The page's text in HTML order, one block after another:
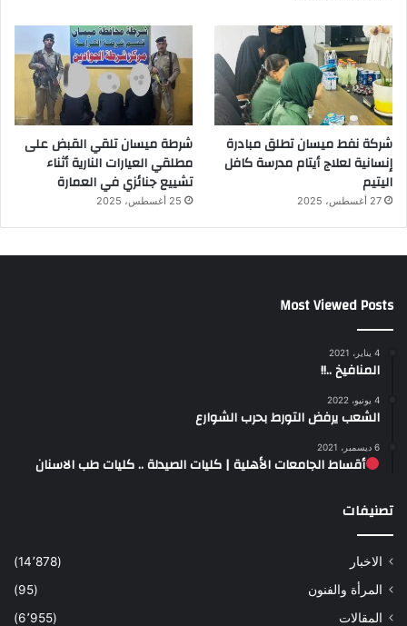
شركة نفط ميسان تطلق مبادرة
إنسانية لعلاج أيتام مدرسة كافل
اليتيم
27 أغسطس، 2025
شرطة ميسان تلقي القبض على
مطلقي العيارات النارية أثناء
تشييع جنائزي في العمارة
25 أغسطس، 2025
Most Viewed Posts
4 يناير، 2021
المنافيخ ..!!
4 يونيو، 2022
الشعب يرفض التورط بحرب الشوارع
6 ديسمبر، 2021
أقساط الجامعات الأهلية | كليات الصيدلة .. كليات طب الاسنان
تصنيفات
الاخبار
(14٬878)
المرأة والفنون
(95)
المقالات
(6٬955)